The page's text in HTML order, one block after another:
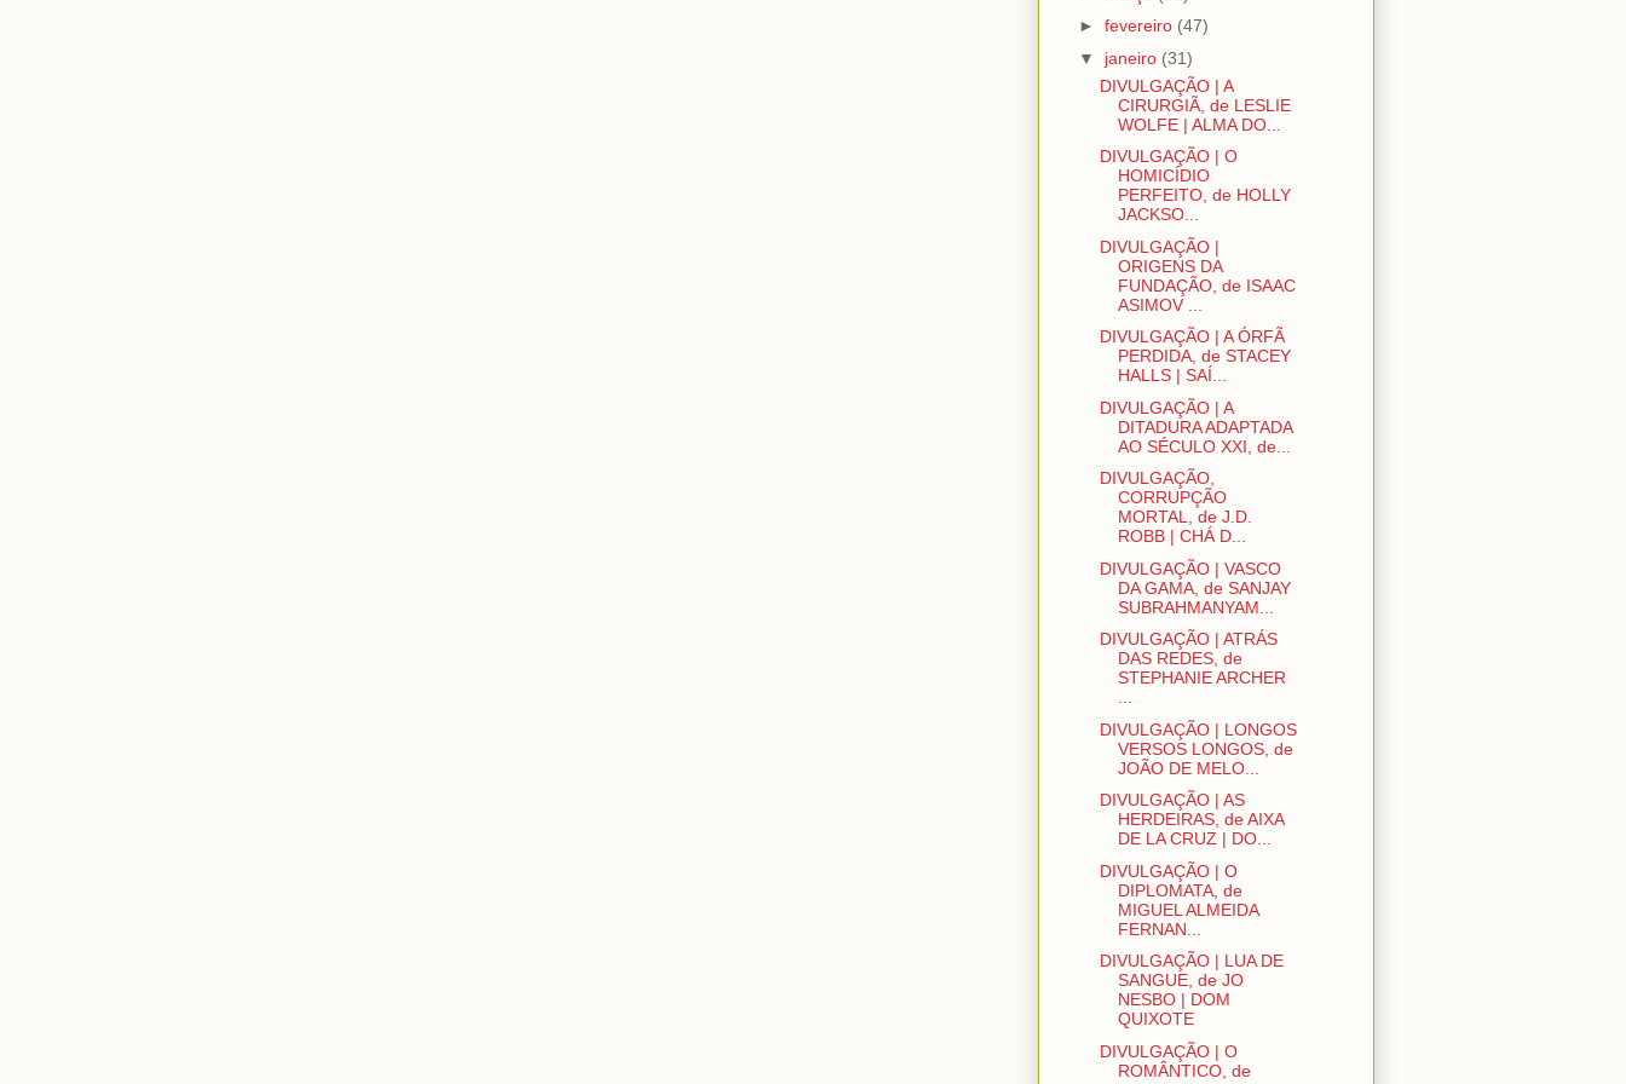
► fevereiro (47)
▼ janeiro (31)
DIVULGAÇÃO | A
CIRURGIÃ, de LESLIE
WOLFE | ALMA DO...
DIVULGAÇÃO | O
HOMICÍDIO
PERFEITO, de HOLLY
JACKSO...
DIVULGAÇÃO |
ORIGENS DA
FUNDAÇÃO, de ISAAC
ASIMOV ...
DIVULGAÇÃO | A ÓRFÃ
PERDIDA, de STACEY
HALLS | SAÍ...
DIVULGAÇÃO | A
DITADURA ADAPTADA
AO SÉCULO XXI, de...
DIVULGAÇÃO,
CORRUPÇÃO
MORTAL, de J.D.
ROBB | CHÁ D...
DIVULGAÇÃO | VASCO
DA GAMA, de SANJAY
SUBRAHMANYAM...
DIVULGAÇÃO | ATRÁS
DAS REDES, de
STEPHANIE ARCHER
...
DIVULGAÇÃO | LONGOS
VERSOS LONGOS, de
JOÃO DE MELO...
DIVULGAÇÃO | AS
HERDEIRAS, de AIXA
DE LA CRUZ | DO...
DIVULGAÇÃO | O
DIPLOMATA, de
MIGUEL ALMEIDA
FERNAN...
DIVULGAÇÃO | LUA DE
SANGUE, de JO
NESBO | DOM
QUIXOTE
DIVULGAÇÃO | O
ROMÂNTICO, de